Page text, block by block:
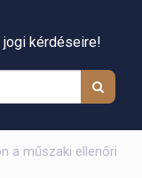
jogi kérdéseire!
a műszaki ellenőri